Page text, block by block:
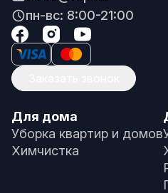
пн-вс: 8:00-21:00
Для дома
Уборка квартир и домов
Химчистка